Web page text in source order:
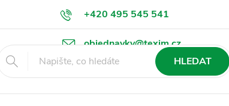
+420 495 545 541
objednavky@texim.cz
Podmínky ochrany osobních údajů Ke stažení
HLEDAT